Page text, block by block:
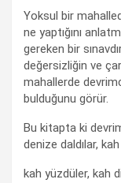
Yoksul bir
ne yaptığını
gereken bir
değersizliğin ve
mahallerde
bulduğunu görür.
Bu kitapta ki
denize daldılar,
kah yüzdüler, kah